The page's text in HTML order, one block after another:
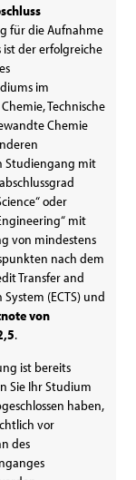
für die Aufnahme
ist der erfolgreiche
im
Technische
Chemie
Studiengang mit
oder
mit
von mindestens
nach dem
Transfer and
(ECTS) und
von
.
ist bereits
Sie Ihr Studium
haben,
vor
des